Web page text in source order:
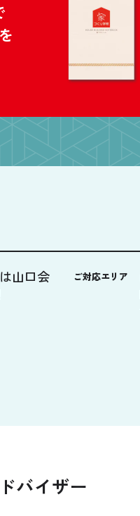
山口会
ご対応エリア
バイザー